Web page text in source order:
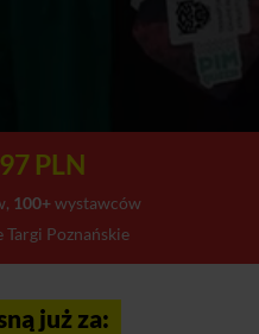
PLN
100+wystawców
Poznańskie
już za: